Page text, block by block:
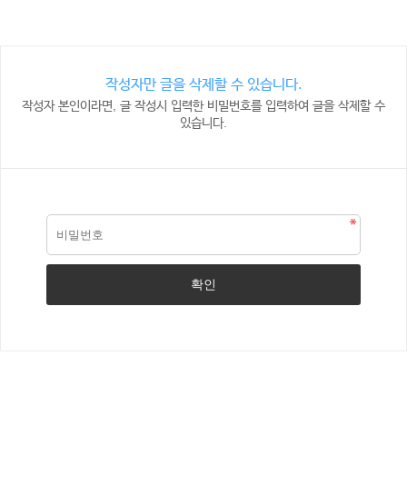
작성자만 글을 삭제할 수 있습니다.
작성자 본인이라면, 글 작성시 입력한 비밀번호를 입력하여 글을 삭제할 수
있습니다.